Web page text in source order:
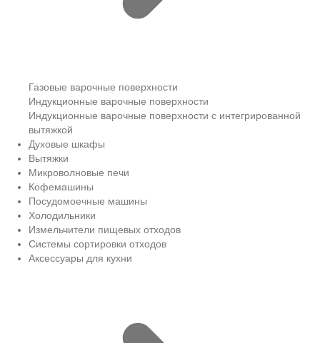
Газовые варочные поверхности
Индукционные варочные поверхности
Индукционные варочные поверхности с интегрированной
вытяжкой
Духовые шкафы
Вытяжки
Микроволновые печи
Кофемашины
Посудомоечные машины
Холодильники
Измельчители пищевых отходов
Системы сортировки отходов
Аксессуары для кухни